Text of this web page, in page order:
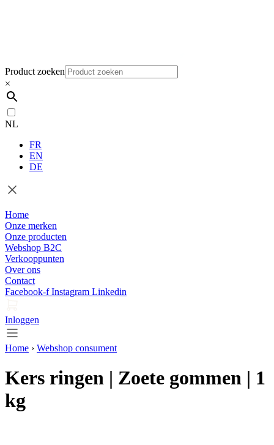
Product zoeken
×
NL
FR
EN
DE
Home
Onze merken
Onze producten
Webshop B2C
Verkooppunten
Over ons
Contact
Facebook-f Instagram Linkedin
Inloggen
Home › Webshop consument
Kers ringen | Zoete gommen | 1
kg